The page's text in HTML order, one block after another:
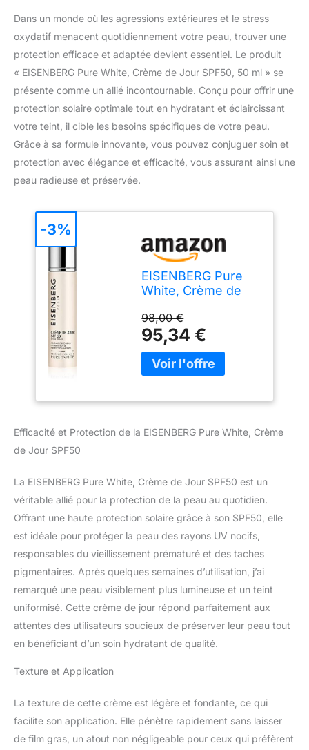
Dans un monde où les agressions extérieures et le stress
oxydatif menacent quotidiennement votre peau, trouver une
protection efficace et adaptée devient essentiel. Le produit
« EISENBERG Pure White, Crème de Jour SPF50, 50 ml » se
présente comme un allié incontournable. Conçu pour offrir une
protection solaire optimale tout en hydratant et éclaircissant
votre teint, il cible les besoins spécifiques de votre peau.
Grâce à sa formule innovante, vous pouvez conjuguer soin et
protection avec élégance et efficacité, vous assurant ainsi une
peau radieuse et préservée.
EISENBERG Pure
White, Crème de
98,00 €
95,34 €
-3%
Efficacité et Protection de la EISENBERG Pure White, Crème
de Jour SPF50
La EISENBERG Pure White, Crème de Jour SPF50 est un
véritable allié pour la protection de la peau au quotidien.
Offrant une haute protection solaire grâce à son SPF50, elle
est idéale pour protéger la peau des rayons UV nocifs,
responsables du vieillissement prématuré et des taches
pigmentaires. Après quelques semaines d’utilisation, j’ai
remarqué une peau visiblement plus lumineuse et un teint
uniformisé. Cette crème de jour répond parfaitement aux
attentes des utilisateurs soucieux de préserver leur peau tout
en bénéficiant d’un soin hydratant de qualité.
Texture et Application
La texture de cette crème est légère et fondante, ce qui
facilite son application. Elle pénètre rapidement sans laisser
de film gras, un atout non négligeable pour ceux qui préfèrent